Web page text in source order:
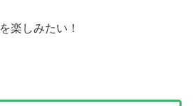
を楽しみたい！